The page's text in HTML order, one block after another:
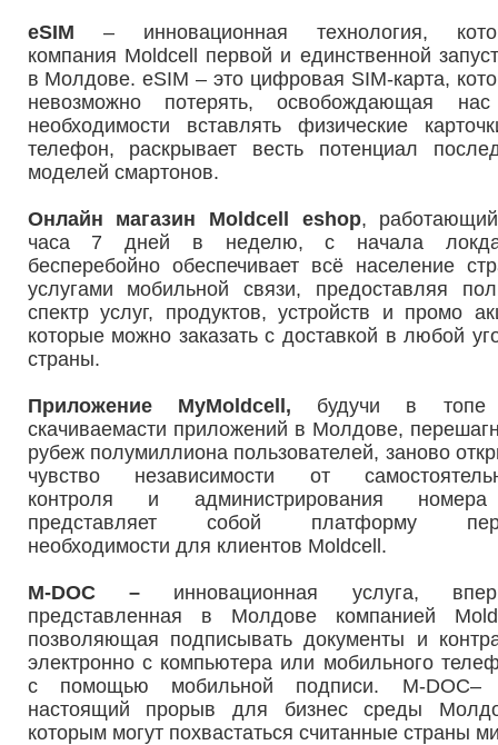
eSIM – инновационная технология,
компания Moldcell первой и единственной
в Молдове. eSIM – это цифровая SIM-карта,
невозможно потерять, освобождающая
необходимости вставлять физические
телефон, раскрывает весть потенциал
моделей смартонов.
Онлайн магазин Moldcell eshop,
часа 7 дней в неделю, с начала
бесперебойно обеспечивает всё население
услугами мобильной связи, предоставляя
спектр услуг, продуктов, устройств и промо
которые можно заказать с доставкой в любой
страны.
Приложение MyMoldcell, будучи в
скачиваемасти приложений в Молдове,
рубеж полумиллиона пользователей, заново
чувство независимости от
контроля и администрирования
представляет собой платформу
необходимости для клиентов Moldcell.
M-DOC – инновационная услуга,
представленная в Молдове компанией
позволяющая подписывать документы и
электронно с компьютера или мобильного
с помощью мобильной подписи. M-DOC–
настоящий прорыв для бизнес среды
которым могут похвастаться считанные страны